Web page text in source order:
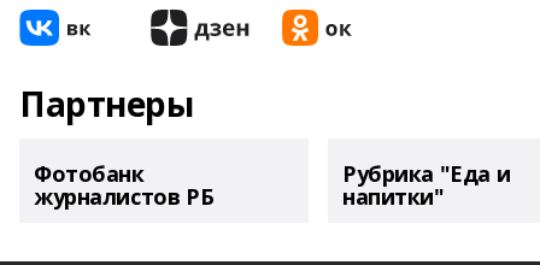
Партнеры
Фотобанк
журналистов РБ
Рубрика "Еда и
напитки"